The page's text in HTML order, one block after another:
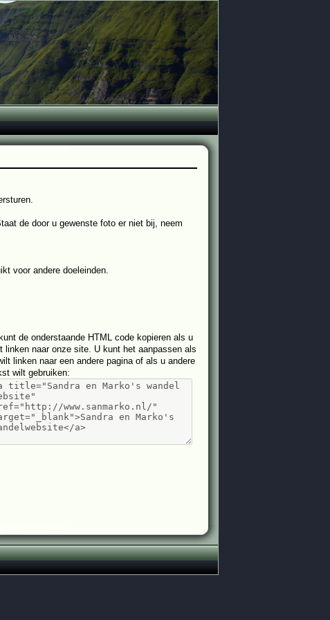
de door u gewenste foto er niet bij, neem
voor andere doeleinden.
de onderstaande HTML code kopieren als u
linken naar onze site. U kunt het aanpassen als
linken naar een andere pagina of als u andere
wilt gebruiken: